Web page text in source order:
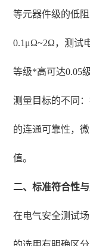
等元器件级的低
0.1μΩ~2Ω，测试
等级*高可达0.05
测量目标的不同
的连通可靠性，
值。
二、标准符合性
在电气安全测试